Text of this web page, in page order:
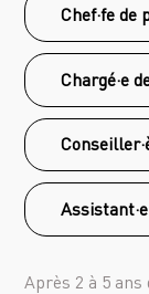
Chef·fe de
Chargé·e
Après 2 à 5 ans